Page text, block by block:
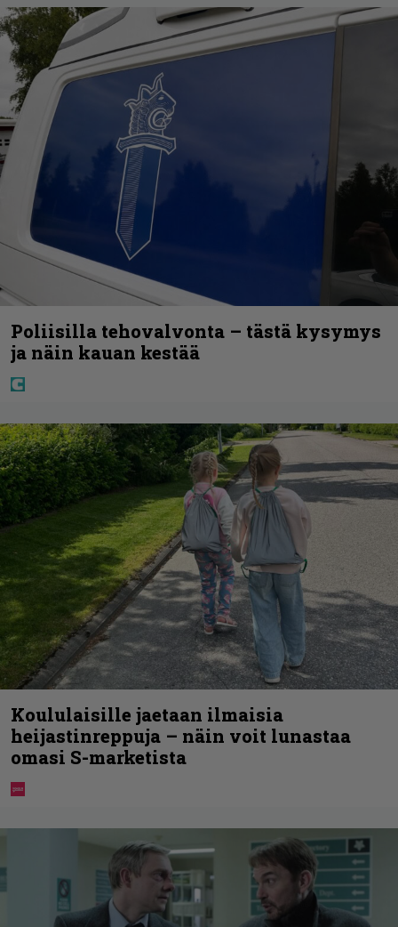
Poliisilla tehovalvonta – tästä kysymys
ja näin kauan kestää
Koululaisille jaetaan ilmaisia
heijastinreppuja – näin voit lunastaa
omasi S-marketista